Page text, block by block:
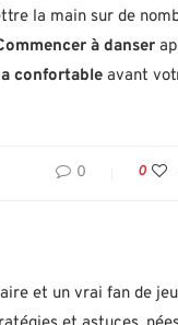
la main sur de
à danser
confortable avant
0 0
et un vrai fan de